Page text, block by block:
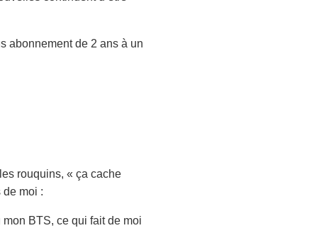
abonnement de 2 ans à un
rouquins, « ça cache
moi :
mon BTS, ce qui fait de moi